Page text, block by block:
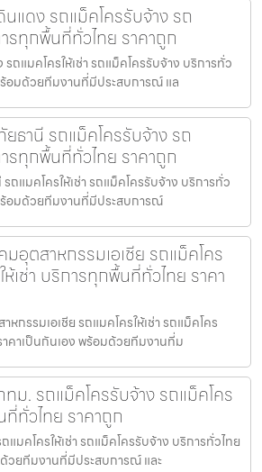
แดง รถแม็คโครรับจ้าง รถ
ารทุกพื้นที่ทั่วไทย ราคาถูก
ถแมคโครให้เช่า รถแม็คโครรับจ้าง บริการทั่ว
ร้อมด้วยทีมงานที่มีประสบการณ์ แล
ยธานี รถแม็คโครรับจ้าง รถ
ารทุกพื้นที่ทั่วไทย ราคาถูก
ถแมคโครให้เช่า รถแม็คโครรับจ้าง บริการทั่ว
ร้อมด้วยทีมงานที่มีประสบการณ์
มอุตสาหกรรมเอเชีย รถแม็คโคร
เช่า บริการทุกพื้นที่ทั่วไทย ราคา
หกรรมเอเชีย รถแมคโครให้เช่า รถแม็คโคร
าคาเป็นกันเอง พร้อมด้วยทีมงานที่ม
ม. รถแม็คโครรับจ้าง รถแม็คโคร
ที่ทั่วไทย ราคาถูก
มคโครให้เช่า รถแม็คโครรับจ้าง บริการทั่วไทย
วยทีมงานที่มีประสบการณ์ และ